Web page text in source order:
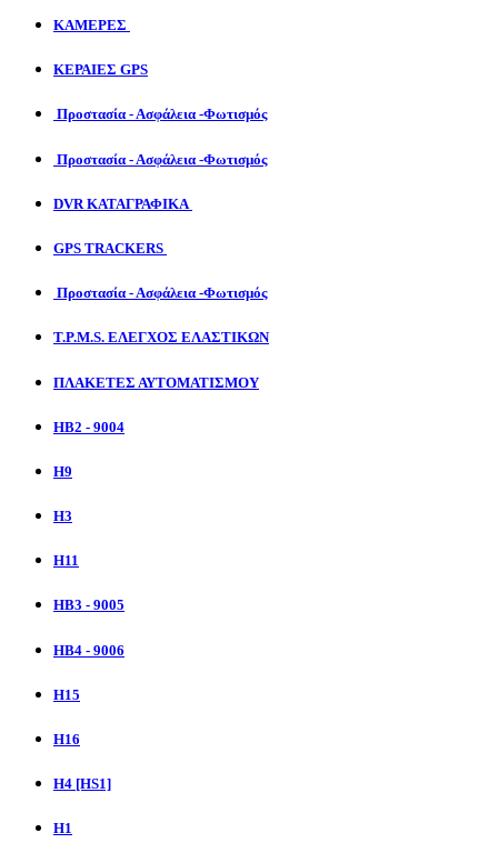
ΚΑΜΕΡΕΣ
ΚΕΡΑΙΕΣ GPS
Προστασία - Ασφάλεια -Φωτισμός
Προστασία - Ασφάλεια -Φωτισμός
DVR ΚΑΤΑΓΡΑΦΙΚΑ
GPS TRACKERS
Προστασία - Ασφάλεια -Φωτισμός
T.P.M.S. ΕΛΕΓΧΟΣ ΕΛΑΣΤΙΚΩΝ
ΠΛΑΚΕΤΕΣ ΑΥΤΟΜΑΤΙΣΜΟΥ
HB2 - 9004
H9
H3
H11
HB3 - 9005
HB4 - 9006
H15
H16
H4 [HS1]
H1